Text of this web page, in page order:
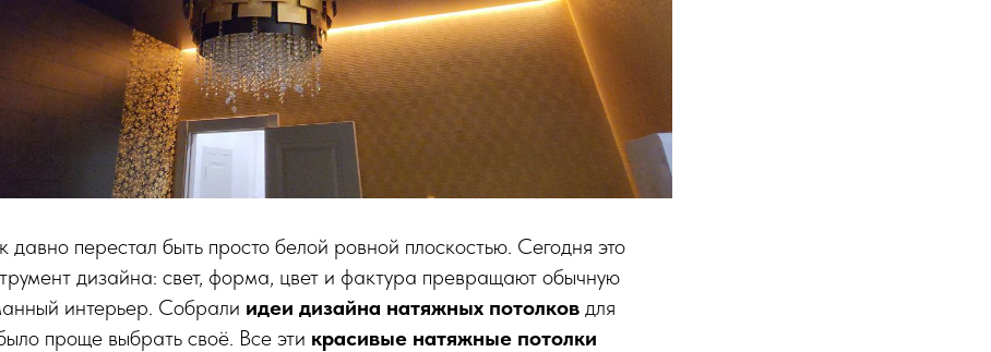
давно перестал быть просто белой ровной плоскостью. Сегодня это
дизайна: свет, форма, цвет и фактура превращают обычную
интерьер. Собрали идеи дизайна натяжных потолков для
проще выбрать своё. Все эти красивые натяжные потолки